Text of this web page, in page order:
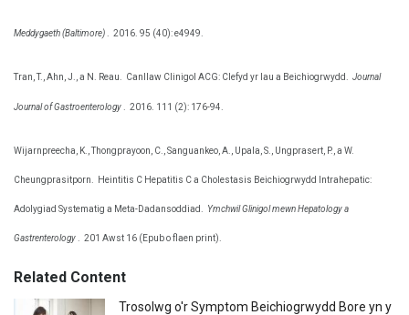
Meddygaeth (Baltimore). 2016. 95 (40): e4949.
Tran, T., Ahn, J., a N. Reau. Canllaw Clinigol ACG: Clefyd yr Iau a Beichiogrwydd. Journal
Journal of Gastroenterology 2016. 111 (2): 176-94.
Wijarnpreecha, K., Thongprayoon, C., Sanguankeo, A., Upala, S., Ungprasert, P., a W.
Cheungprasitporn. Heintitis C Hepatitis C a Cholestasis Beichiogrwydd Intrahepatic:
Adolygiad Systematig a Meta-Dadansoddiad. Ymchwil Glinigol mewn Hepatology a
Gastrenterology. 201 Awst 16 (Epub o flaen print).
Related Content
Trosolwg o'r Symptom Beichiogrwydd Bore yn y